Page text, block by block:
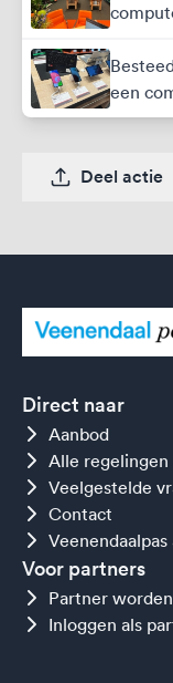
een
Deel actie
Direct naar
Aanbod
Alle regelingen
Veelgestelde
Contact
Veenendaalpas
Voor partners
Partner worden
Inloggen als